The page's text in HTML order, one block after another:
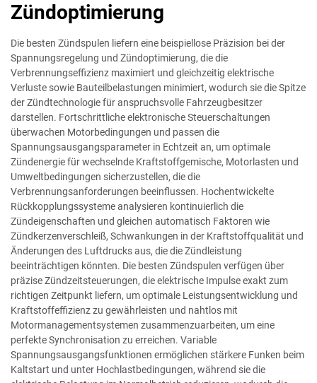
Zündoptimierung
Die besten Zündspulen liefern eine beispiellose Präzision bei der
Spannungsregelung und Zündoptimierung, die die
Verbrennungseffizienz maximiert und gleichzeitig elektrische
Verluste sowie Bauteilbelastungen minimiert, wodurch sie die Spitze
der Zündtechnologie für anspruchsvolle Fahrzeugbesitzer
darstellen. Fortschrittliche elektronische Steuerschaltungen
überwachen Motorbedingungen und passen die
Spannungsausgangsparameter in Echtzeit an, um optimale
Zündenergie für wechselnde Kraftstoffgemische, Motorlasten und
Umweltbedingungen sicherzustellen, die die
Verbrennungsanforderungen beeinflussen. Hochentwickelte
Rückkopplungssysteme analysieren kontinuierlich die
Zündeigenschaften und gleichen automatisch Faktoren wie
Zündkerzenverschleiß, Schwankungen in der Kraftstoffqualität und
Änderungen des Luftdrucks aus, die die Zündleistung
beeinträchtigen könnten. Die besten Zündspulen verfügen über
präzise Zündzeitsteuerungen, die elektrische Impulse exakt zum
richtigen Zeitpunkt liefern, um optimale Leistungsentwicklung und
Kraftstoffeffizienz zu gewährleisten und nahtlos mit
Motormanagementsystemen zusammenzuarbeiten, um eine
perfekte Synchronisation zu erreichen. Variable
Spannungsausgangsfunktionen ermöglichen stärkere Funken beim
Kaltstart und unter Hochlastbedingungen, während sie die